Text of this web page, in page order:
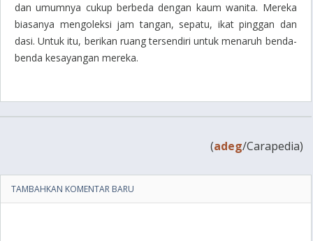
dan umumnya cukup berbeda dengan kaum wanita. Mereka
biasanya mengoleksi jam tangan, sepatu, ikat pinggan dan
dasi. Untuk itu, berikan ruang tersendiri untuk menaruh benda-
benda kesayangan mereka.
(adeg/Carapedia)
TAMBAHKAN KOMENTAR BARU